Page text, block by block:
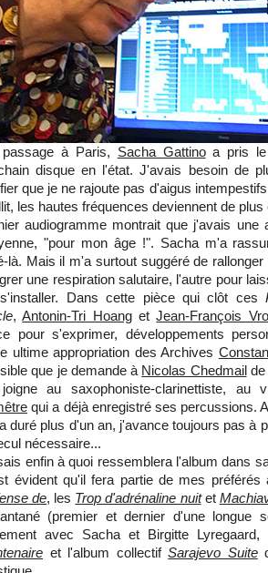
à Paris, Sacha Gattinoa pris le
disque en l'état. J'avais besoin de
que je ne rajoute pas d'aigus
les hautes fréquences deviennent de
audiogramme montrait que j'avais une
"pour mon âge !". Sacha m'a
là. Mais il m'a surtout suggéré de
une respiration salutaire, l'autre pour
Dans cette pièce qui clôt ces
,Antonin-Tri HoangetJean-François
pour s'exprimer, développements
ultime appropriation des Archives
que je demande à Nicolas Chedmailde
au saxophoniste-clarinettiste,
qui a déjà enregistré ses percussions.
duré plus d'un an, j'avance toujours pas à
nécessaire...
enfin à quoi ressemblera l'album dans
évident qu'il fera partie de mes préférés
de, les Trop d'adrénaline nuitet
(premier et dernier d'une longue
avec Sacha et Birgitte
et l'album collectifSarajevo Suite